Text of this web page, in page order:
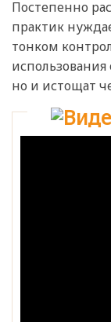
Постепенно
практик
тонком
но и истощат